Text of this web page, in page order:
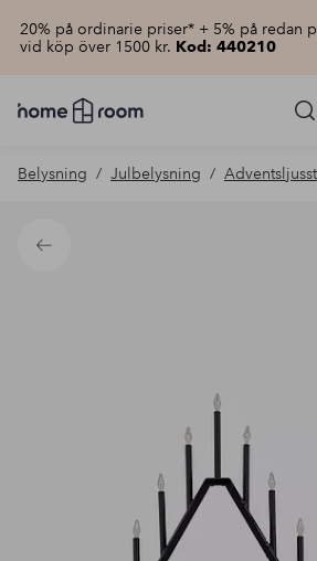
20% på ordinarie priser* + 5% på redan
vid köp över 1500 kr. Kod: 440210
Homeroom
–
hemmet
pris
Belysning Julbelysning
Tillbaka